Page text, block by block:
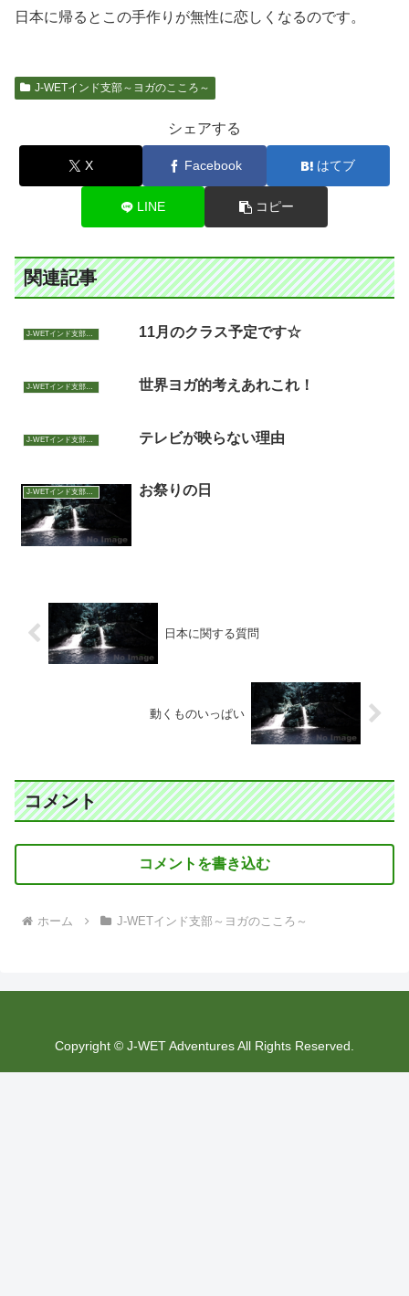
日本に帰るとこの手作りが無性に恋しくなるのです。
J-WETインド支部～ヨガのこころ～
シェアする
X Facebook はてブ
LINE コピー
関連記事
J-WETインド支部～ヨガのこころ～ 11月のクラス予定です☆
J-WETインド支部～ヨガのこころ～ 世界ヨガ的考えあれこれ！
J-WETインド支部～ヨガのこころ～ テレビが映らない理由
J-WETインド支部～ヨガのこころ～ お祭りの日
日本に関する質問
動くものいっぱい
コメント
コメントを書き込む
ホーム J-WETインド支部～ヨガのこころ～
Copyright © J-WET Adventures All Rights Reserved.